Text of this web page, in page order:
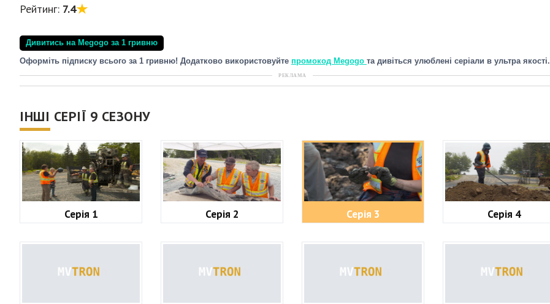
Рейтинг: 7.4
Дивитись на Megogo за 1 гривню
Оформіть підписку всього за 1 гривню! Додатково використовуйте промокод Megogo та дивіться улюблені серіали в ультра якості.
РЕКЛАМА
ІНШІ СЕРІЇ 9 СЕЗОНУ
Серія 1 Серія 2 Серія 3 Серія 4